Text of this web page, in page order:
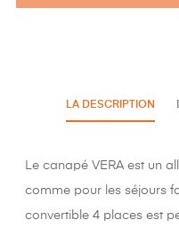
LA DESCRIPTION
Le canapé VERA est un
comme pour les séjours
convertible 4 places est